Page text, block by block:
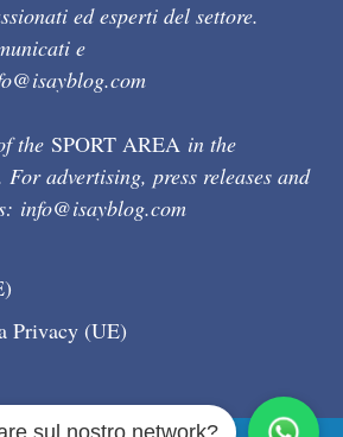
ed esperti del settore.
e
the SPORT AREA in the
advertising, press releases and
info@isayblog.com
Privacy (UE)
sul nostro network?